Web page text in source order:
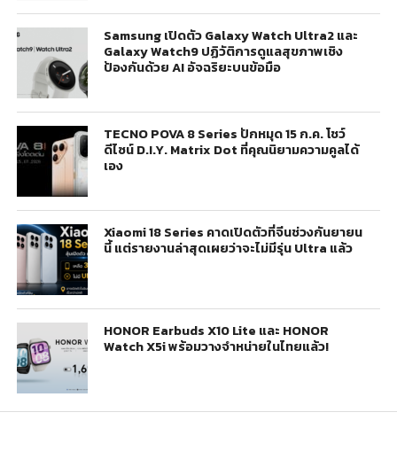
Samsung เปิดตัว Galaxy Watch Ultra2 และ
Galaxy Watch9 ปฏิวัติการดูแลสุขภาพเชิง
ป้องกันด้วย AI อัจฉริยะบนข้อมือ
TECNO POVA 8 Series ปักหมุด 15 ก.ค. โชว์
ดีไซน์ D.I.Y. Matrix Dot ที่คุณนิยามความคูลได้
เอง
Xiaomi 18 Series คาดเปิดตัวที่จีนช่วงกันยายน
นี้ แต่รายงานล่าสุดเผยว่าจะไม่มีรุ่น Ultra แล้ว
HONOR Earbuds X10 Lite และ HONOR
Watch X5i พร้อมวางจำหน่ายในไทยแล้ว!